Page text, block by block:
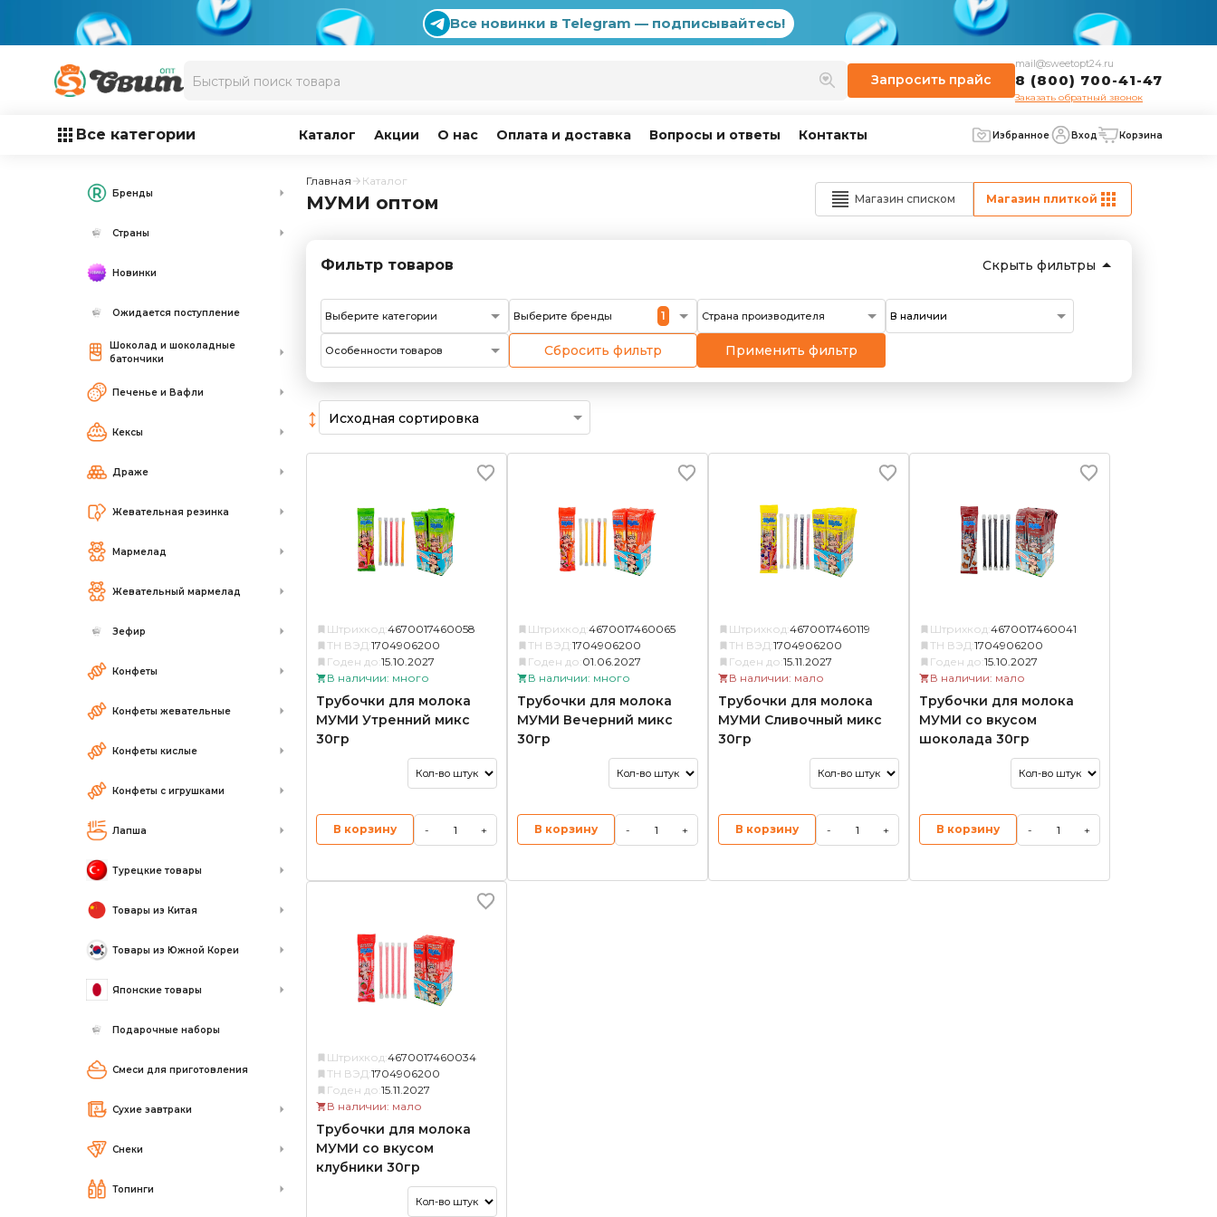
Все новинки в Telegram — подписывайтесь!
Запросить прайс
mail@sweetopt24.ru
8 (800) 700-41-47
Заказать обратный звонок
Все категории Каталог Акции О нас Оплата и доставка Вопросы и ответы Контакты Избранное Вход Корзина
Бренды
Страны
Новинки
Ожидается поступление
Шоколад и шоколадные
батончики
Печенье и Вафли
Кексы
Драже
Жевательная резинка
Мармелад
Жевательный мармелад
Зефир
Конфеты
Конфеты жевательные
Конфеты кислые
Конфеты с игрушками
Лапша
Турецкие товары
Товары из Китая
Товары из Южной Кореи
Японские товары
Подарочные наборы
Смеси для приготовления
Сухие завтраки
Снеки
Топинги
Главная Каталог
МУМИ оптом Магазин списком Магазин плиткой
Фильтр товаров Скрыть фильтры
Выберите категории Выберите бренды 1 Страна производителя
Особенности товаров Сбросить фильтр Применить фильтр
↕
Штрихкод: 4670017460058
ТН ВЭД: 1704906200
Годен до: 15.10.2027
В наличии: много
Трубочки для молока
МУМИ Утренний микс
30гр
В корзину - +
Штрихкод: 4670017460065
ТН ВЭД: 1704906200
Годен до: 01.06.2027
В наличии: много
Трубочки для молока
МУМИ Вечерний микс
30гр
В корзину - +
Штрихкод: 4670017460119
ТН ВЭД: 1704906200
Годен до: 15.11.2027
В наличии: мало
Трубочки для молока
МУМИ Сливочный микс
30гр
В корзину - +
Штрихкод: 4670017460041
ТН ВЭД: 1704906200
Годен до: 15.10.2027
В наличии: мало
Трубочки для молока
МУМИ со вкусом
шоколада 30гр
В корзину - +
Штрихкод: 4670017460034
ТН ВЭД: 1704906200
Годен до: 15.11.2027
В наличии: мало
Трубочки для молока
МУМИ со вкусом
клубники 30гр